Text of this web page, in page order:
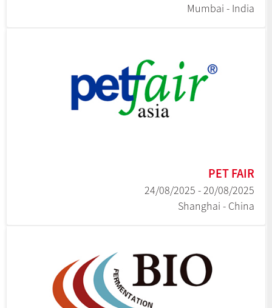
Mumbai - India
PET FAIR
20/08/2025 - 24/08/2025
Shanghai - China